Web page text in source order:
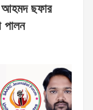
আহমদ ছফার
পালন